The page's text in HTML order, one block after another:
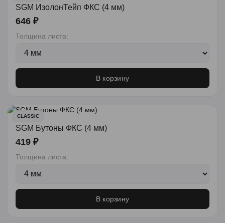
SGM ИзолонТейп ФКС (4 мм)
646 ₽
Толщина листа:
В корзину
CLASSIC
SGM Бутоны ФКС (4 мм)
419 ₽
Толщина листа:
В корзину